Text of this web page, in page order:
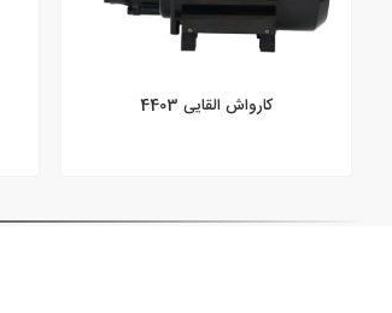
کارواش القایی 4403